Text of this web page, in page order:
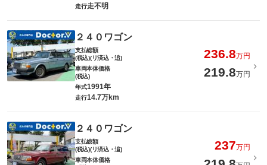
走行走不明
２４０ワゴン
支払総額
(税込)(リ済込・追)
236.8万円
車両本体価格
(税込)
219.8万円
年式1991年
走行14.7万km
２４０ワゴン
支払総額
(税込)(リ済込・追)
237万円
車両本体価格